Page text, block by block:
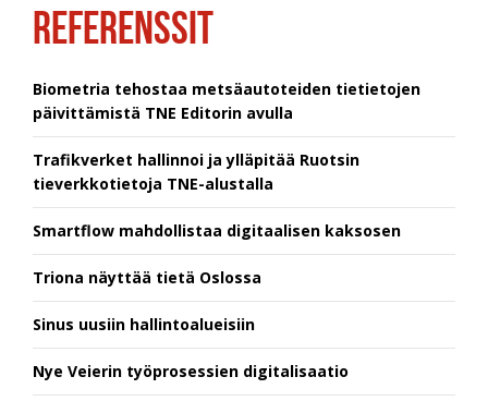
REFERENSSIT
Biometria tehostaa metsäautoteiden tietietojen
päivittämistä TNE Editorin avulla
Trafikverket hallinnoi ja ylläpitää Ruotsin
tieverkkotietoja TNE-alustalla
Smartflow mahdollistaa digitaalisen kaksosen
Triona näyttää tietä Oslossa
Sinus uusiin hallintoalueisiin
Nye Veierin työprosessien digitalisaatio